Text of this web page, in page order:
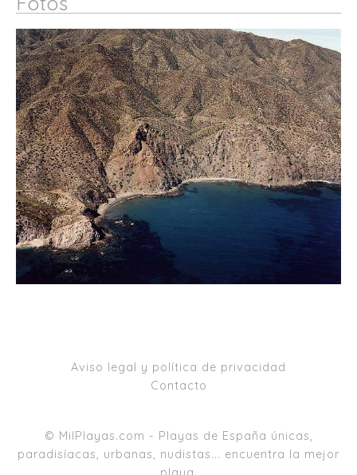
Aviso legal y política de privacidad
Contacto
© MilPlayas.com - Playas de España únicas,
paradisíacas, urbanas, nudistas... encuentra la mejor